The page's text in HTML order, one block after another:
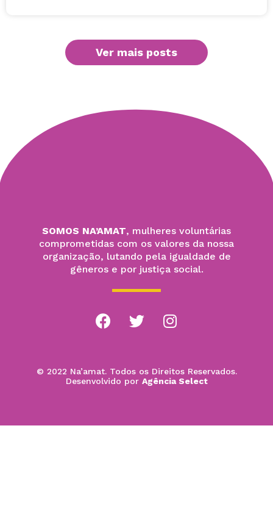
Ver mais posts
SOMOS NA’AMAT, mulheres voluntárias
comprometidas com os valores da nossa
organização, lutando pela igualdade de
gêneros e por justiça social.
© 2022 Na’amat. Todos os Direitos Reservados.
Desenvolvido por Agência Select